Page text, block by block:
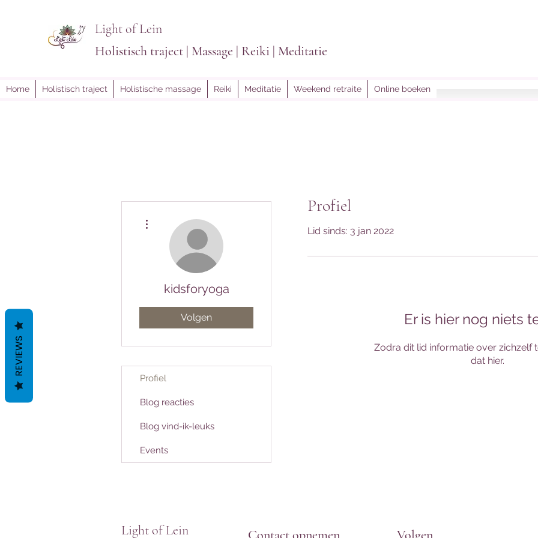
Light of Lein
Holistisch traject | Massage | Reiki | Meditatie
Home Holistisch traject Holistische massage Reiki Meditatie Weekend retraite Online boeken
Profiel
Lid sinds: 3 jan 2022
Er is hier nog niets
Zodra dit lid informatie over zichzelf
dat hier.
kidsforyoga
Volgen
Profiel
Blog reacties
Blog vind-ik-leuks
Events
Light of Lein
REVIEWS